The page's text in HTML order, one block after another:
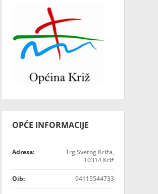
OPĆE INFORMACIJE
Adresa:
Trg Svetog Križa,
10314 Križ
Oib: 94115544733